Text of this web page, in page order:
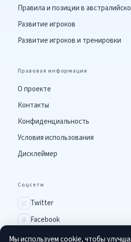
Правила и позиции в
Развитие игроков
Развитие игроков и тренировки
Правовая информация
О проекте
Контакты
Конфиденциальность
Условия использования
Дисклеймер
Соцсети
Twitter
Facebook
Instagram
Мы используем cookie, чтобы